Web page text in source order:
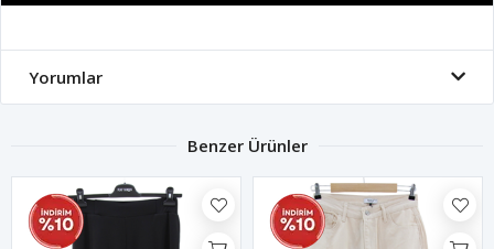
Yorumlar
Benzer Ürünler